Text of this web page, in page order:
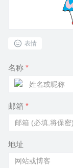
表情
名称 *
邮箱 *
地址